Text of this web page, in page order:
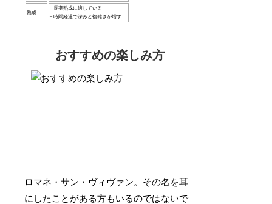
熟成
– 長期熟成に適している
– 時間経過で深みと複雑さが増す
おすすめの楽しみ方
ロマネ・サン・ヴィヴァン。その名を耳
にしたことがある方もいるのではないで